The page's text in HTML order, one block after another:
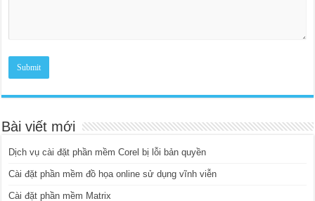
Bài viết mới
Dịch vụ cài đặt phần mềm Corel bị lỗi bản quyền
Cài đặt phần mềm đồ họa online sử dụng vĩnh viễn
Cài đặt phần mềm Matrix